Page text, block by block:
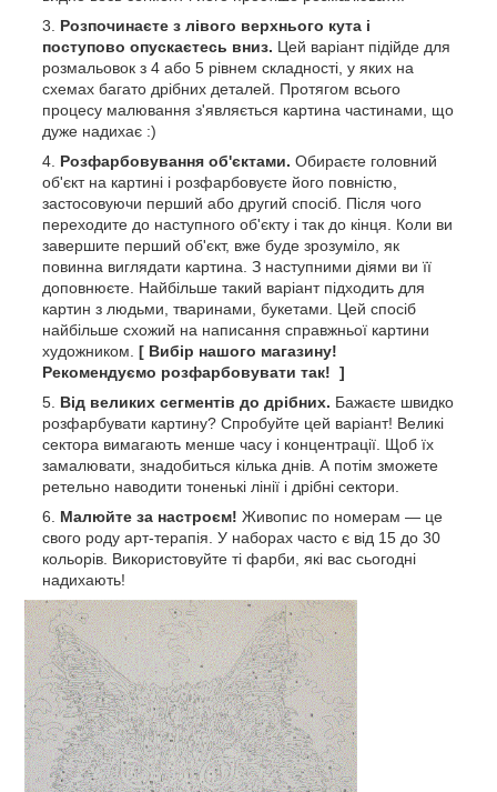
Розпочинаєте з лівого верхнього кута і
поступово опускаєтесь вниз. Цей варіант підійде для
розмальовок з 4 або 5 рівнем складності, у яких на
схемах багато дрібних деталей. Протягом всього
процесу малювання з'являється картина частинами, що
дуже надихає :)
Розфарбовування об'єктами. Обираєте головний
об'єкт на картині і розфарбовуєте його повністю,
застосовуючи перший або другий спосіб. Після чого
переходите до наступного об'єкту і так до кінця. Коли ви
завершите перший об'єкт, вже буде зрозуміло, як
повинна виглядати картина. З наступними діями ви її
доповнюєте. Найбільше такий варіант підходить для
картин з людьми, тваринами, букетами. Цей спосіб
найбільше схожий на написання справжньої картини
художником. [ Вибір нашого магазину!
Рекомендуємо розфарбовувати так! ]
Від великих сегментів до дрібних. Бажаєте швидко
розфарбувати картину? Спробуйте цей варіант! Великі
сектора вимагають менше часу і концентрації. Щоб їх
замалювати, знадобиться кілька днів. А потім зможете
ретельно наводити тоненькі лінії і дрібні сектори.
Малюйте за настроєм! Живопис по номерам — це
свого роду арт-терапія. У наборах часто є від 15 до 30
кольорів. Використовуйте ті фарби, які вас сьогодні
надихають!